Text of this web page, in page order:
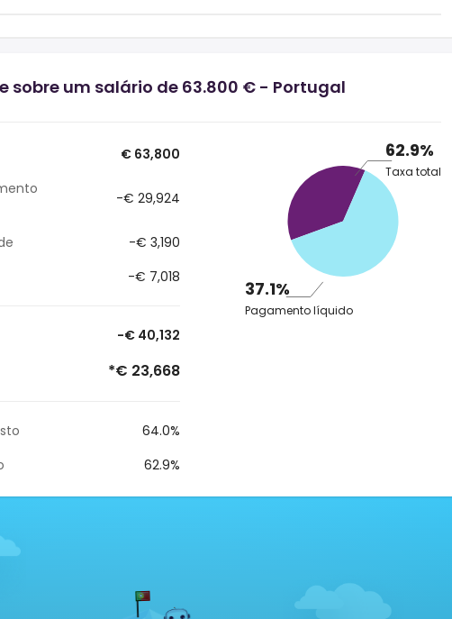
sobre um salário de 63.800 € - Portugal
€ 63,800
-€ 29,924
-€ 3,190
-€ 7,018
-€ 40,132
*€ 23,668
64.0%
62.9%
62.9%
Taxa total
37.1%
Pagamento líquido